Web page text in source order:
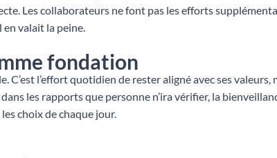
Les collaborateurs ne font pas les efforts
valait la peine.
fondation
l’effort quotidien de rester aligné avec ses
les rapports que personne n’ira vérifier, la
choix de chaque jour.